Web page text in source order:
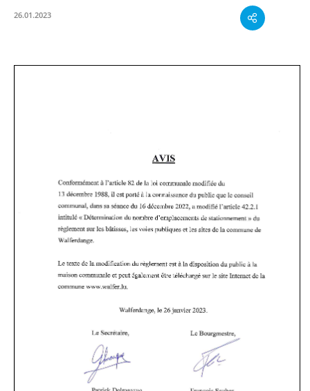
26.01.2023